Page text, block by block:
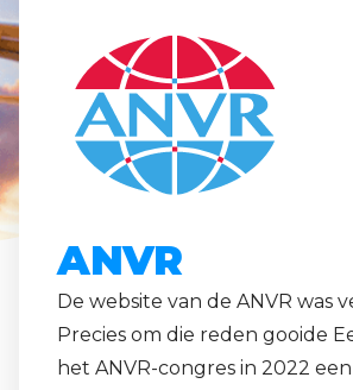
ANVR
De website van de ANVR was
Precies om die reden gooide
het ANVR-congres in 2022